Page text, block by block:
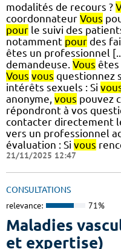
modalités de recours ?
coordonnateur Vous
pour le suivi des
notamment pour des
êtes un professionnel
demandeuse. Vous êtes
Vous vous questionnez
intérêts sexuels : Si
anonyme, vous pouvez
répondront à vos
contacter directement
vers un professionnel
évaluation : Si vous
21/11/2025 12:47
CONSULTATIONS
relevance: 71%
Maladies
et expertise)